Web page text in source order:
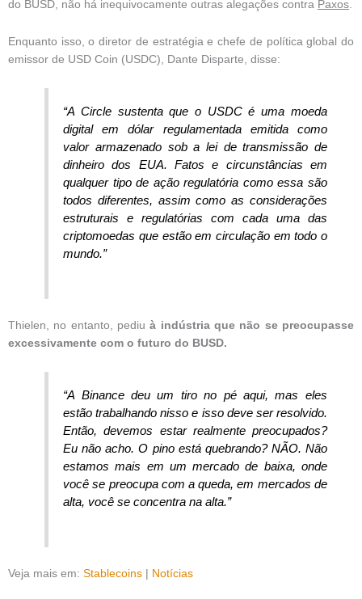
do BUSD, não há inequivocamente outras alegações contra Paxos.
Enquanto isso, o diretor de estratégia e chefe de política global do
emissor de USD Coin (USDC), Dante Disparte, disse:
“A Circle sustenta que o USDC é uma moeda
digital em dólar regulamentada emitida como
valor armazenado sob a lei de transmissão de
dinheiro dos EUA. Fatos e circunstâncias em
qualquer tipo de ação regulatória como essa são
todos diferentes, assim como as considerações
estruturais e regulatórias com cada uma das
criptomoedas que estão em circulação em todo o
mundo.”
Thielen, no entanto, pediuà indústria que não se preocupasse
excessivamente com o futuro do BUSD.
“A Binance deu um tiro no pé aqui, mas eles
estão trabalhando nisso e isso deve ser resolvido.
Então, devemos estar realmente preocupados?
Eu não acho. O pino está quebrando? NÃO. Não
estamos mais em um mercado de baixa, onde
você se preocupa com a queda, em mercados de
alta, você se concentra na alta.”
Veja mais em: Stablecoins Notícias